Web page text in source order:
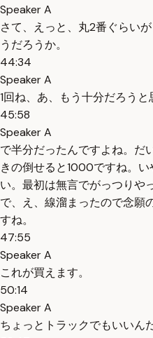
Speaker A
さて、えっと、丸2番ぐらい
うだろうか。
44:34
Speaker A
1回ね、あ、もう十分だろう
45:58
Speaker A
で半分だったんですよね。だ
きの倒せると1000ですね。
い。最初は無言でがっつりや
で、え、線溜まったので念願
すね。
47:55
Speaker A
これが買えます。
50:14
Speaker A
ちょっとトラックでもいいん